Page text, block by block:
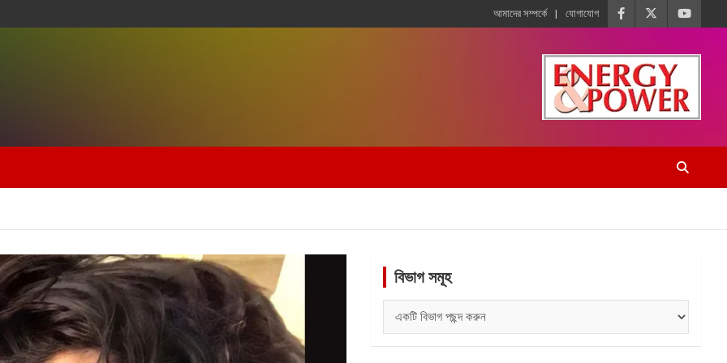
আমাদের সম্পর্কে যোগাযোগ
বিভাগ সমূহ
সমূহ